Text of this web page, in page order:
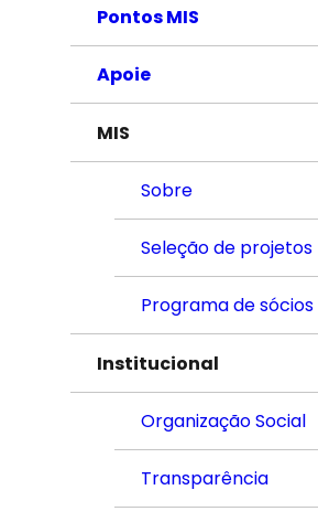
Pontos MIS
Apoie
MIS
Sobre
Seleção de projetos
Programa de sócios
Institucional
Organização Social
Transparência